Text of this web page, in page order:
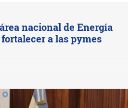
nacional de Energía
a las pymes